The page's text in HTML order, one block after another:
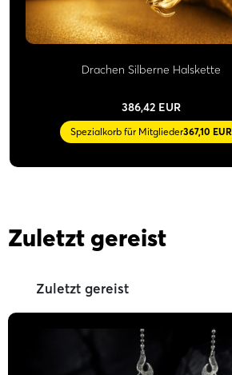
Drachen Silberne Halskette
386,42 EUR
Spezialkorb für Mitglieder367,10 EUR
Zuletzt gereist
Zuletzt gereist